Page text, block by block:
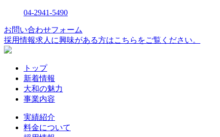
04-2941-5490
お問い合わせフォーム
採用情報求人に興味がある方はこちらをご覧ください。
トップ
新着情報
大和の魅力
事業内容
実績紹介
料金について